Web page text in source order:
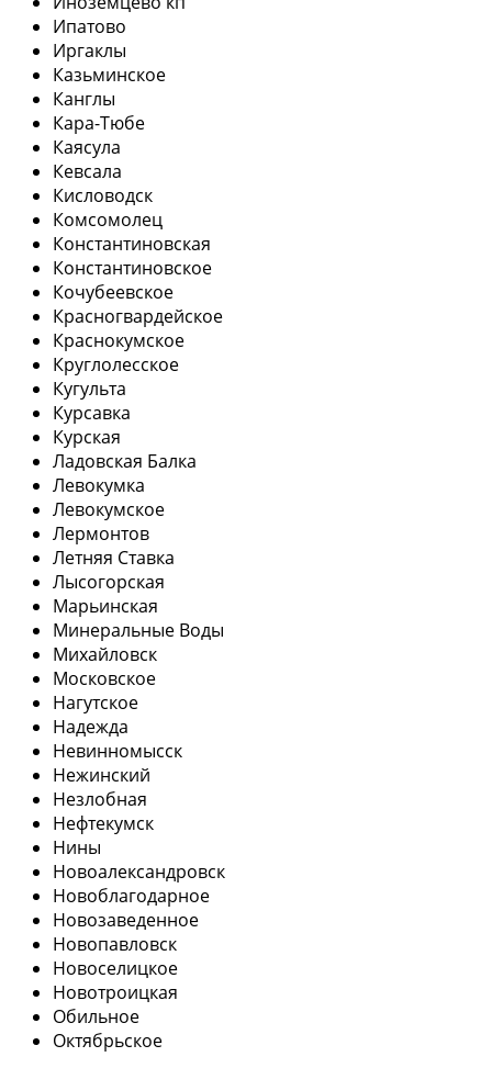
Ипатово
Иргаклы
Казьминское
Канглы
Кара-Тюбе
Каясула
Кевсала
Кисловодск
Комсомолец
Константиновская
Константиновское
Кочубеевское
Красногвардейское
Краснокумское
Круглолесское
Кугульта
Курсавка
Курская
Ладовская Балка
Левокумка
Левокумское
Лермонтов
Летняя Ставка
Лысогорская
Марьинская
Минеральные Воды
Михайловск
Московское
Нагутское
Надежда
Невинномысск
Нежинский
Незлобная
Нефтекумск
Нины
Новоалександровск
Новоблагодарное
Новозаведенное
Новопавловск
Новоселицкое
Новотроицкая
Обильное
Октябрьское